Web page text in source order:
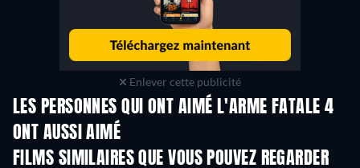
Enlever cette publicité
LES PERSONNES QUI ONT AIMÉ L'ARME FATALE 4
ONT AUSSI AIMÉ
FILMS SIMILAIRES QUE VOUS POUVEZ REGARDER